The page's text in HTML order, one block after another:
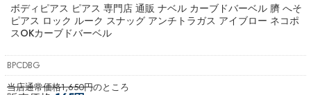
ボディピアス ピアス 専門店 通販 ナベル カーブドバーベル 臍 へそ
ピアス ロック ルーク スナッグ アンチトラガス アイブロー ネコポ
スOKカーブドバーベル
BPCDBG
当店通常価格1,650円のところ